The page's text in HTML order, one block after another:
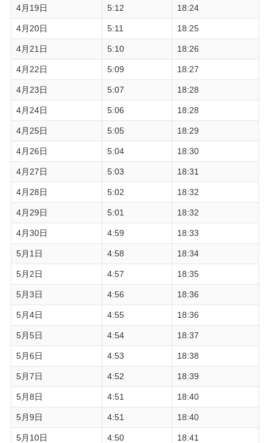
4月19日 5:12 18:24
4月20日 5:11 18:25
4月21日 5:10 18:26
4月22日 5:09 18:27
4月23日 5:07 18:28
4月24日 5:06 18:28
4月25日 5:05 18:29
4月26日 5:04 18:30
4月27日 5:03 18:31
4月28日 5:02 18:32
4月29日 5:01 18:32
4月30日 4:59 18:33
5月1日 4:58 18:34
5月2日 4:57 18:35
5月3日 4:56 18:36
5月4日 4:55 18:36
5月5日 4:54 18:37
5月6日 4:53 18:38
5月7日 4:52 18:39
5月8日 4:51 18:40
5月9日 4:51 18:40
5月10日 4:50 18:41